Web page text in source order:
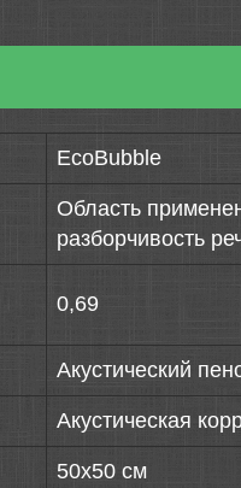
EcoBubble
Область
разборчивость
0,69
Акустический
Акустическая
50х50 см